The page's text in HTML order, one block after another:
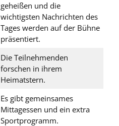
geheißen und die
wichtigsten Nachrichten des
Tages werden auf der Bühne
präsentiert.
Die Teilnehmenden
forschen in ihrem
Heimatstern.
Es gibt gemeinsames
Mittagessen und ein extra
Sportprogramm.